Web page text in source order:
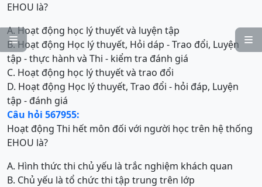


EHOU là?
A. Hoạt động học lý thuyết và luyện tập
B. Hoạt động Học lý thuyết, Hỏi dáp - Trao đổi, Luyện
tập - thực hành và Thi - kiểm tra đánh giá
C. Hoạt động học lý thuyết và trao đổi
D. Hoạt động Học lý thuyết, Trao đổi - hỏi đáp, Luyện
tập - đánh giá
Câu hỏi 567955:
Hoạt động Thi hết môn đối với người học trên hệ thống
EHOU là?
A. Hình thức thi chủ yếu là trắc nghiệm khách quan
B. Chủ yếu là tổ chức thi tập trung trên lớp